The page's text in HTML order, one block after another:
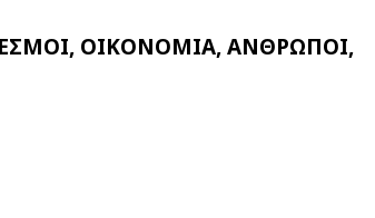
ΟΙΚΟΝΟΜΙΑ, ΑΝΘΡΩΠΟΙ,